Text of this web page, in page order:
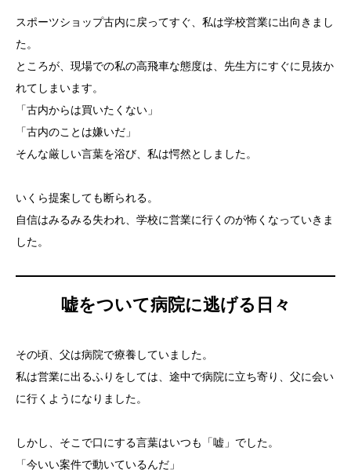
スポーツショップ古内に戻ってすぐ、私は学校営業に出向きまし
た。
ところが、現場での私の高飛車な態度は、先生方にすぐに見抜か
れてしまいます。
「古内からは買いたくない」
「古内のことは嫌いだ」
そんな厳しい言葉を浴び、私は愕然としました。
いくら提案しても断られる。
自信はみるみる失われ、学校に営業に行くのが怖くなっていきま
した。
嘘をついて病院に逃げる日々
その頃、父は病院で療養していました。
私は営業に出るふりをしては、途中で病院に立ち寄り、父に会い
に行くようになりました。
しかし、そこで口にする言葉はいつも「嘘」でした。
「今いい案件で動いているんだ」